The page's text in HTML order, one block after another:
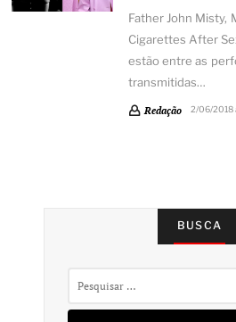
Father John Misty,
Cigarettes After
estão entre as
transmitidas…
Redação 2/06/2018
BUSCA